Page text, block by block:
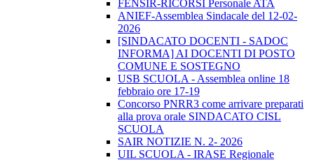
FENSIR-RICORSI Personale ATA
ANIEF-Assemblea Sindacale del 12-02-
2026
[SINDACATO DOCENTI - SADOC
INFORMA] AI DOCENTI DI POSTO
COMUNE E SOSTEGNO
USB SCUOLA - Assemblea online 18
febbraio ore 17-19
Concorso PNRR3 come arrivare preparati
alla prova orale SINDACATO CISL
SCUOLA
SAIR NOTIZIE N. 2- 2026
UIL SCUOLA - IRASE Regionale